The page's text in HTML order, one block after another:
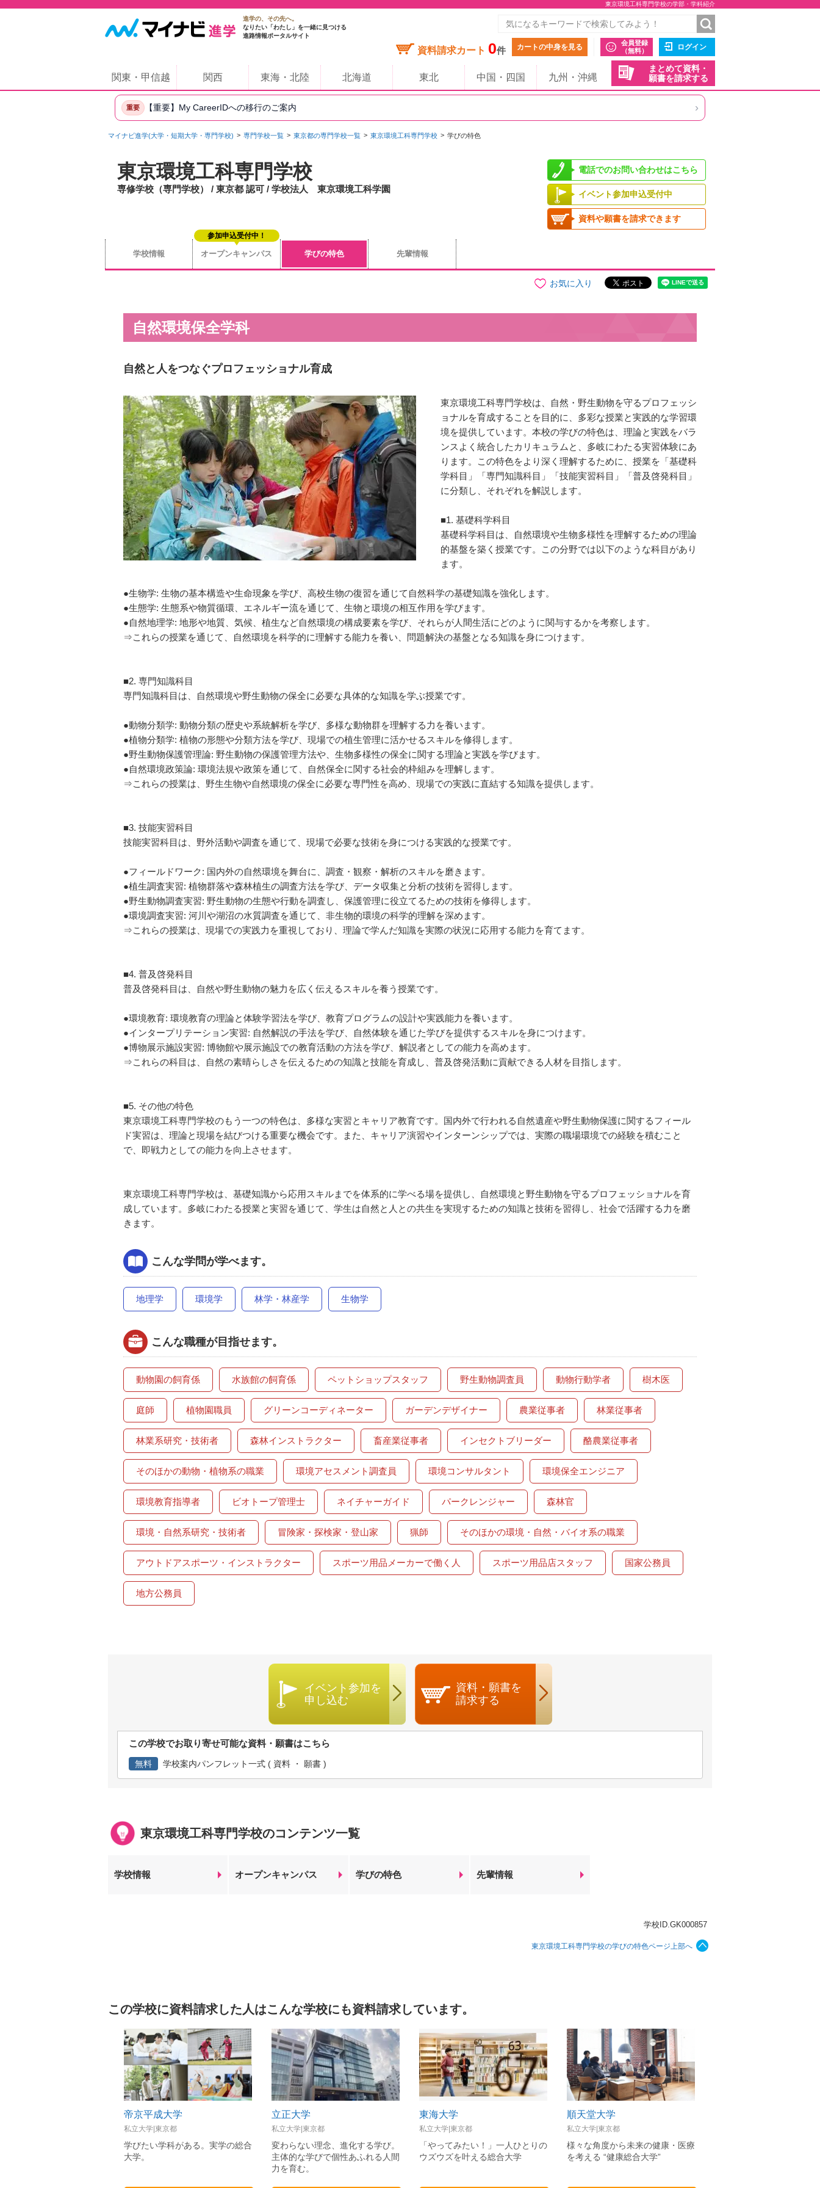
東京環境工科専門学校の学部・学科紹介
進学の、その先へ。
なりたい「わたし」を一緒に見つける
進路情報ポータルサイト
資料請求カート 0件 カートの中身を見る
会員登録
（無料）
ログイン
まとめて資料・
願書を請求する
関東・甲信越 関西 東海・北陸 北海道 東北 中国・四国 九州・沖縄
重要 【重要】My CareerIDへの移行のご案内 ›
マイナビ進学(大学・短期大学・専門学校) 専門学校一覧 東京都の専門学校一覧 東京環境工科専門学校 学びの特色
東京環境工科専門学校
専修学校（専門学校） / 東京都 認可 / 学校法人 東京環境工科学園
電話でのお問い合わせはこちら
イベント参加申込受付中
資料や願書を請求できます
学校情報 オープンキャンパス
参加申込受付中！
学びの特色 先輩情報
お気に入り
自然環境保全学科
自然と人をつなぐプロフェッショナル育成
東京環境工科専門学校は、自然・野生動物を守るプロフェッシ
ョナルを育成することを目的に、多彩な授業と実践的な学習環
境を提供しています。本校の学びの特色は、理論と実践をバラ
ンスよく統合したカリキュラムと、多岐にわたる実習体験にあ
ります。この特色をより深く理解するために、授業を「基礎科
学科目」「専門知識科目」「技能実習科目」「普及啓発科目」
に分類し、それぞれを解説します。
■1. 基礎科学科目
基礎科学科目は、自然環境や生物多様性を理解するための理論
的基盤を築く授業です。この分野では以下のような科目があり
ます。
●生物学: 生物の基本構造や生命現象を学び、高校生物の復習を通じて自然科学の基礎知識を強化します。
●生態学: 生態系や物質循環、エネルギー流を通じて、生物と環境の相互作用を学びます。
●自然地理学: 地形や地質、気候、植生など自然環境の構成要素を学び、それらが人間生活にどのように関与するかを考察します。
⇒これらの授業を通じて、自然環境を科学的に理解する能力を養い、問題解決の基盤となる知識を身につけます。
■2. 専門知識科目
専門知識科目は、自然環境や野生動物の保全に必要な具体的な知識を学ぶ授業です。
●動物分類学: 動物分類の歴史や系統解析を学び、多様な動物群を理解する力を養います。
●植物分類学: 植物の形態や分類方法を学び、現場での植生管理に活かせるスキルを修得します。
●野生動物保護管理論: 野生動物の保護管理方法や、生物多様性の保全に関する理論と実践を学びます。
●自然環境政策論: 環境法規や政策を通じて、自然保全に関する社会的枠組みを理解します。
⇒これらの授業は、野生生物や自然環境の保全に必要な専門性を高め、現場での実践に直結する知識を提供します。
■3. 技能実習科目
技能実習科目は、野外活動や調査を通じて、現場で必要な技術を身につける実践的な授業です。
●フィールドワーク: 国内外の自然環境を舞台に、調査・観察・解析のスキルを磨きます。
●植生調査実習: 植物群落や森林植生の調査方法を学び、データ収集と分析の技術を習得します。
●野生動物調査実習: 野生動物の生態や行動を調査し、保護管理に役立てるための技術を修得します。
●環境調査実習: 河川や湖沼の水質調査を通じて、非生物的環境の科学的理解を深めます。
⇒これらの授業は、現場での実践力を重視しており、理論で学んだ知識を実際の状況に応用する能力を育てます。
■4. 普及啓発科目
普及啓発科目は、自然や野生動物の魅力を広く伝えるスキルを養う授業です。
●環境教育: 環境教育の理論と体験学習法を学び、教育プログラムの設計や実践能力を養います。
●インタープリテーション実習: 自然解説の手法を学び、自然体験を通じた学びを提供するスキルを身につけます。
●博物展示施設実習: 博物館や展示施設での教育活動の方法を学び、解説者としての能力を高めます。
⇒これらの科目は、自然の素晴らしさを伝えるための知識と技能を育成し、普及啓発活動に貢献できる人材を目指します。
■5. その他の特色
東京環境工科専門学校のもう一つの特色は、多様な実習とキャリア教育です。国内外で行われる自然遺産や野生動物保護に関するフィール
ド実習は、理論と現場を結びつける重要な機会です。また、キャリア演習やインターンシップでは、実際の職場環境での経験を積むこと
で、即戦力としての能力を向上させます​。
東京環境工科専門学校は、基礎知識から応用スキルまでを体系的に学べる場を提供し、自然環境と野生動物を守るプロフェッショナルを育
成しています。多岐にわたる授業と実習を通じて、学生は自然と人との共生を実現するための知識と技術を習得し、社会で活躍する力を磨
きます。
こんな学問が学べます。
地理学 環境学 林学・林産学 生物学
こんな職種が目指せます。
動物園の飼育係 水族館の飼育係 ペットショップスタッフ 野生動物調査員 動物行動学者 樹木医
庭師 植物園職員 グリーンコーディネーター ガーデンデザイナー 農業従事者 林業従事者
林業系研究・技術者 森林インストラクター 畜産業従事者 インセクトブリーダー 酪農業従事者
そのほかの動物・植物系の職業 環境アセスメント調査員 環境コンサルタント 環境保全エンジニア
環境教育指導者 ビオトープ管理士 ネイチャーガイド パークレンジャー 森林官
環境・自然系研究・技術者 冒険家・探検家・登山家 猟師 そのほかの環境・自然・バイオ系の職業
アウトドアスポーツ・インストラクター スポーツ用品メーカーで働く人 スポーツ用品店スタッフ 国家公務員
地方公務員
イベント参加を
申し込む
資料・願書を
請求する
この学校でお取り寄せ可能な資料・願書はこちら
無料 学校案内パンフレット一式 ( 資料 ・ 願書 )
東京環境工科専門学校のコンテンツ一覧
学校情報 オープンキャンパス 学びの特色 先輩情報
学校ID.GK000857
東京環境工科専門学校の学びの特色ページ上部へ
この学校に資料請求した人はこんな学校にも資料請求しています。
帝京平成大学
私立大学|東京都
学びたい学科がある。実学の総合
大学。
立正大学
私立大学|東京都
変わらない理念、進化する学び。
主体的な学びで個性あふれる人間
力を育む。
東海大学
私立大学|東京都
「やってみたい！」一人ひとりの
ウズウズを叶える総合大学
順天堂大学
私立大学|東京都
様々な角度から未来の健康・医療
を考える “健康総合大学”